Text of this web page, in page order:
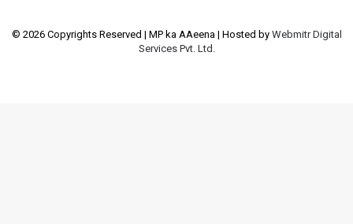
© 2026 Copyrights Reserved | MP ka AAeena | Hosted by Webmitr Digital
Services Pvt. Ltd.